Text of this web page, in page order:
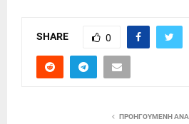
SHARE 0
ΠΡΟΗΓΟΎΜΕΝΗ